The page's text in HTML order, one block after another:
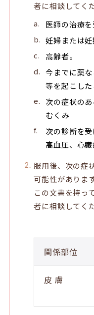
者に相談してく
医師の治療を
妊婦または妊
高齢者。
今までに薬
等を起こした
次の症状のあ
むくみ
次の診断を受
高血圧、心
服用後、次の症
可能性がありま
この文書を持っ
者に相談してく
関係部位
皮 膚